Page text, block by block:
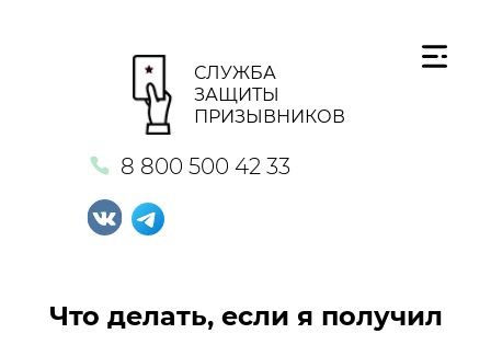
СЛУЖБА
ЗАЩИТЫ
ПРИЗЫВНИКОВ
8 800 500 42 33
Что делать, если я получил